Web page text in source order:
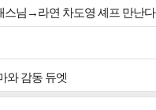
스님→라연 차도영 셰프 만난다
와 감동 듀엣